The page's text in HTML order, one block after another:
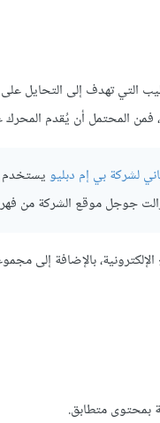
التي تهدف إلى التحايل
فمن المحتمل أن يُقدم
لشركة بي إم دبليو
جوجل موقع الشركة من
بالإضافة إلى
بمحتوى متطابق.